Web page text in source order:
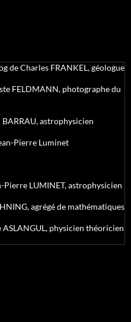
de Charles FRANKEL, géologue
FELDMANN, photographe du
astrophysicien
Pierre Luminet
Pierre LUMINET, astrophysicien
agrégé de mathématiques
ASLANGUL, physicien théoricien